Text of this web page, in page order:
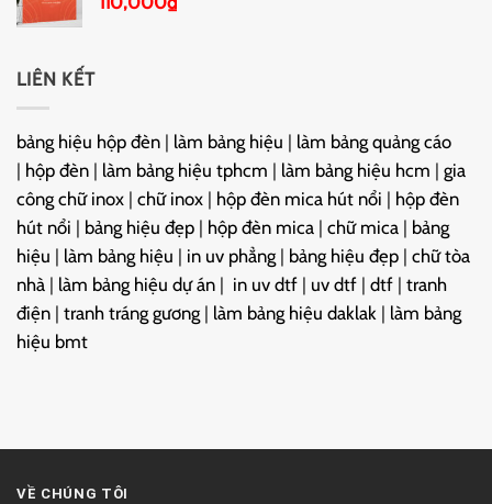
LIÊN KẾT
bảng hiệu hộp đèn | làm bảng hiệu | làm bảng quảng cáo
| hộp đèn | làm bảng hiệu tphcm | làm bảng hiệu hcm | gia
công chữ inox | chữ inox | hộp đèn mica hút nổi | hộp đèn
hút nổi | bảng hiệu đẹp | hộp đèn mica | chữ mica | bảng
hiệu | làm bảng hiệu | in uv phẳng | bảng hiệu đẹp | chữ tòa
nhà | làm bảng hiệu dự án | in uv dtf | uv dtf | dtf | tranh
điện | tranh tráng gương | làm bảng hiệu daklak | làm bảng
hiệu bmt
VỀ CHÚNG TÔI